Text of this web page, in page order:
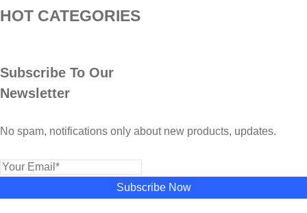
HOT CATEGORIES
Subscribe To Our
Newsletter
No spam, notifications only about new products, updates.
Subscribe Now